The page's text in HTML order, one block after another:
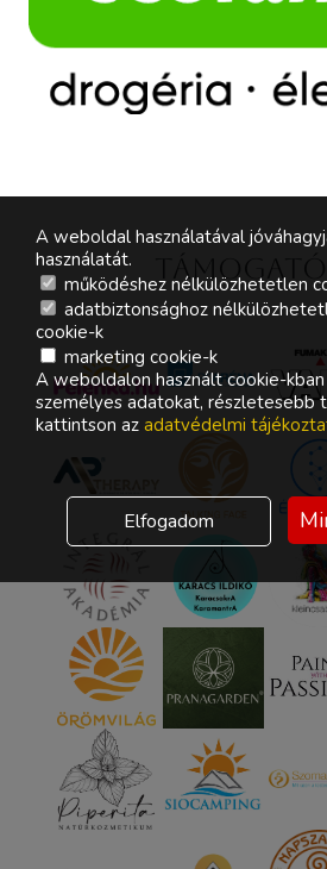
A weboldal használatával
használatát.
működéshez nélkülözhetetlen
adatbiztonsághoz
cookie-k
marketing cookie-k
A weboldalon használt cookie-
személyes adatokat, részletesebb
kattintson az adatvédelmi
Elfogadom